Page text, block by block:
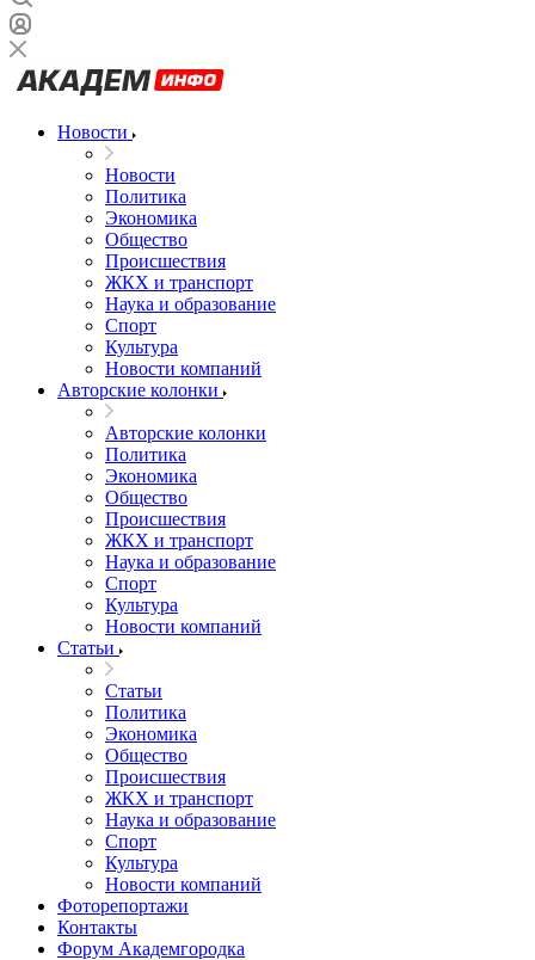
Новости
Новости
Политика
Экономика
Общество
Происшествия
ЖКХ и транспорт
Наука и образование
Спорт
Культура
Новости компаний
Авторские колонки
Авторские колонки
Политика
Экономика
Общество
Происшествия
ЖКХ и транспорт
Наука и образование
Спорт
Культура
Новости компаний
Статьи
Статьи
Политика
Экономика
Общество
Происшествия
ЖКХ и транспорт
Наука и образование
Спорт
Культура
Новости компаний
Фоторепортажи
Контакты
Форум Академгородка